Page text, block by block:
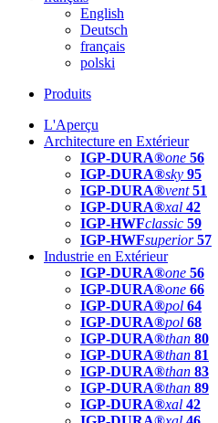
English
Deutsch
français
polski
Produits
L'Aperçu
Architecture en Extérieur
IGP-DURA®one 56
IGP-DURA®sky 95
IGP-DURA®vent 51
IGP-DURA®xal 42
IGP-HWFclassic 59
IGP-HWFsuperior 57
Industrie en Extérieur
IGP-DURA®one 56
IGP-DURA®one 66
IGP-DURA®pol 64
IGP-DURA®pol 68
IGP-DURA®than 80
IGP-DURA®than 81
IGP-DURA®than 83
IGP-DURA®than 89
IGP-DURA®xal 42